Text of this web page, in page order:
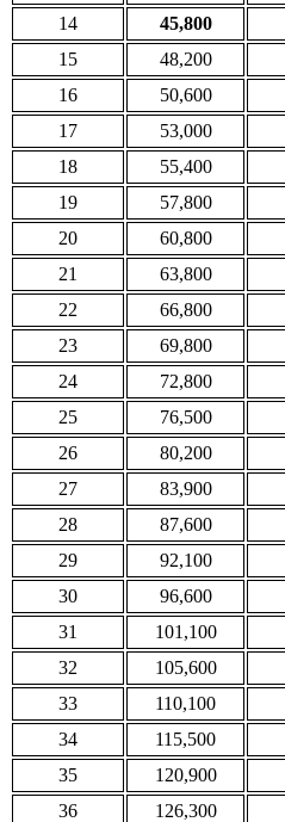
14
45,800
15
48,200
16
50,600
17
53,000
18
55,400
19
57,800
20
60,800
21
63,800
22
66,800
23
69,800
24
72,800
25
76,500
26
80,200
27
83,900
28
87,600
29
92,100
30
96,600
31
101,100
32
105,600
33
110,100
34
115,500
35
120,900
36
126,300